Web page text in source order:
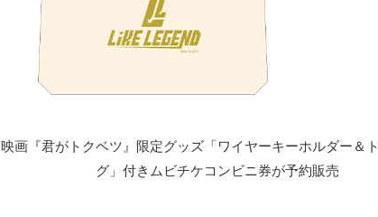
映画『君がトクベツ』限定グッズ「ワイヤーキーホルダー＆
グ」付きムビチケコンビニ券が予約販売